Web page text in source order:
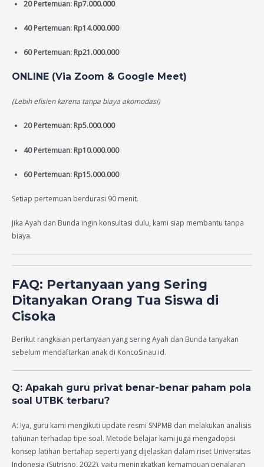
20 Pertemuan: Rp7.000.000
40 Pertemuan: Rp14.000.000
60 Pertemuan: Rp21.000.000
ONLINE (Via Zoom & Google Meet)
(Lebih efisien karena tanpa biaya akomodasi)
20 Pertemuan: Rp5.000.000
40 Pertemuan: Rp10.000.000
60 Pertemuan: Rp15.000.000
Setiap pertemuan berdurasi 90 menit.
Jika Ayah dan Bunda ingin konsultasi dulu, kami siap membantu tanpa
biaya.
FAQ: Pertanyaan yang Sering
Ditanyakan Orang Tua Siswa di
Cisoka
Berikut rangkaian pertanyaan yang sering Ayah dan Bunda tanyakan
sebelum mendaftarkan anak di KoncoSinau.id.
Q: Apakah guru privat benar-benar paham pola
soal UTBK terbaru?
A: Iya, guru kami mengikuti update resmi SNPMB dan melakukan analisis
tahunan terhadap tipe soal. Metode belajar kami juga mengadopsi
konsep latihan bertahap seperti yang dijelaskan dalam riset Universitas
Indonesia (Sutrisno, 2022), yaitu meningkatkan kemampuan penalaran